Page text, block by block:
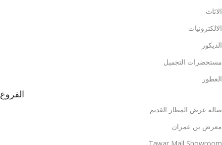
الاثاث
الالكترونيات
الديكور
مستحضرات التجميل
العطور
الفروع
صالة عرض المطار القديم
معرض بن عمران